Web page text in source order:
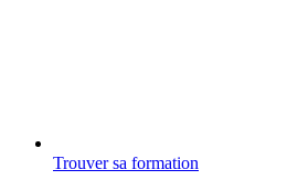
Trouver sa formation